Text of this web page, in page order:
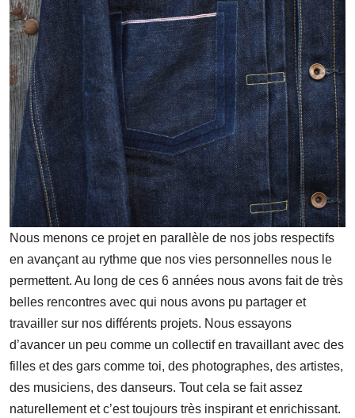
Nous menons ce projet en parallèle de nos jobs respectifs
en avançant au rythme que nos vies personnelles nous le
permettent. Au long de ces 6 années nous avons fait de très
belles rencontres avec qui nous avons pu partager et
travailler sur nos différents projets. Nous essayons
d’avancer un peu comme un collectif en travaillant avec des
filles et des gars comme toi, des photographes, des artistes,
des musiciens, des danseurs. Tout cela se fait assez
naturellement et c’est toujours très inspirant et enrichissant.